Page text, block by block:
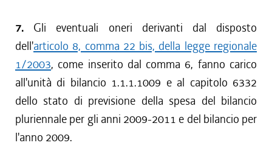
7. Gli eventuali oneri derivanti dal disposto
dell'articolo 8, comma 22 bis, della legge regionale
1/2003, come inserito dal comma 6, fanno carico
all'unità di bilancio 1.1.1.1009 e al capitolo 6332
dello stato di previsione della spesa del bilancio
pluriennale per gli anni 2009-2011 e del bilancio per
l'anno 2009.